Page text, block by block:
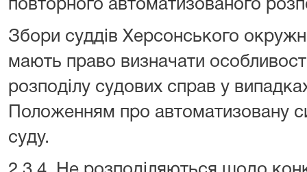
повторного автоматизованого
Збори суддів Херсонського
мають право визначати
розподілу судових справ у
Положенням про автоматизовану
суду.